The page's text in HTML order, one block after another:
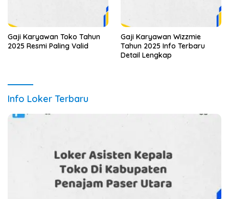
Gaji Karyawan Toko Tahun
2025 Resmi Paling Valid
Gaji Karyawan Wizzmie
Tahun 2025 Info Terbaru
Detail Lengkap
Info Loker Terbaru